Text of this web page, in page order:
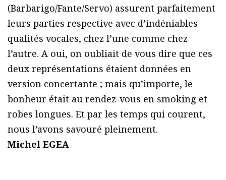
(Barbarigo/Fante/Servo) assurent parfaitement
leurs parties respective avec d’indéniables
qualités vocales, chez l’une comme chez
l’autre. A oui, on oubliait de vous dire que ces
deux représentations étaient données en
version concertante ; mais qu’importe, le
bonheur était au rendez-vous en smoking et
robes longues. Et par les temps qui courent,
nous l’avons savouré pleinement.
Michel EGEA